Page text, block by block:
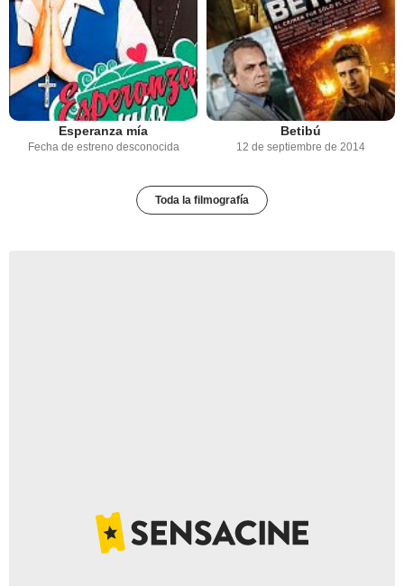
Esperanza mía
Fecha de estreno desconocida
Betibú
12 de septiembre de 2014
Toda la filmografía